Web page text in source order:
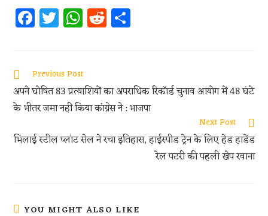
Fa
ce
oo
k
T
w
er
W
h
s
A
p
p
R
e
t
Previous Post
अपने घोषित 83 प्रत्याशियों का अपराधिक रिकॉर्ड चुनाव आयोग में 48 घंटे
के भीतर जमा नहीं किया कांग्रेस ने : भाजपा
Next Post
भिलाई स्टील प्लांट सेल ने रचा इतिहास, हाईस्पीड ट्रेन के लिए हेड हाडेंड
रेल पटरी की पहली खेप रवाना
YOU MIGHT ALSO LIKE